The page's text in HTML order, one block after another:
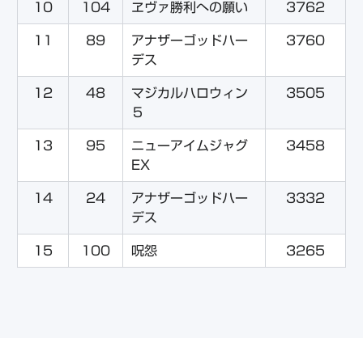
10 104 ヱヴァ勝利への願い 3762
11 89
アナザーゴッドハー
デス
3760
12 48
マジカルハロウィン
５
3505
13 95
ニューアイムジャグ
EX
3458
14 24
アナザーゴッドハー
デス
3332
15 100 呪怨 3265